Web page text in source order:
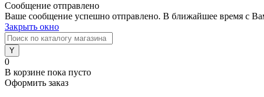
Сообщение отправлено
Ваше сообщение успешно отправлено. В ближайшее время с
Закрыть окно
0
В корзине пока пусто
Оформить заказ